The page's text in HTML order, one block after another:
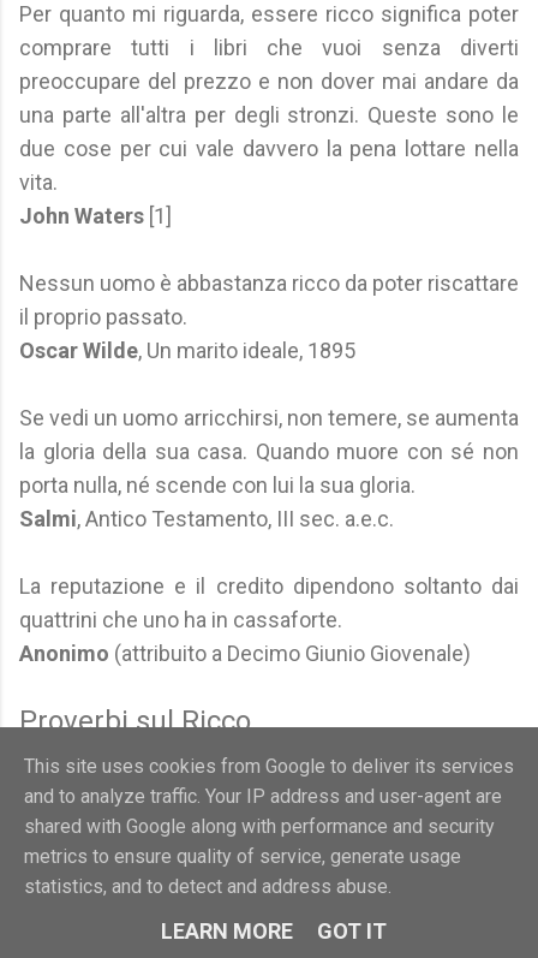
Per quanto mi riguarda, essere ricco significa poter
comprare tutti i libri che vuoi senza diverti
preoccupare del prezzo e non dover mai andare da
una parte all'altra per degli stronzi. Queste sono le
due cose per cui vale davvero la pena lottare nella
vita.
John Waters [1]
Nessun uomo è abbastanza ricco da poter riscattare
il proprio passato.
Oscar Wilde, Un marito ideale, 1895
Se vedi un uomo arricchirsi, non temere, se aumenta
la gloria della sua casa. Quando muore con sé non
porta nulla, né scende con lui la sua gloria.
Salmi, Antico Testamento, III sec. a.e.c.
La reputazione e il credito dipendono soltanto dai
quattrini che uno ha in cassaforte.
Anonimo (attribuito a Decimo Giunio Giovenale)
Proverbi sul Ricco
Chi è ricco ha ciò che vuole.
Chi ha la sanità, è ricco e non lo sa.
Coll'uomo ricco si risale fino all'arca di Noè.
Dei ricchi siamo tutti un po' parenti.
nell'altro se lo vogliono.
This site uses cookies from Google to deliver its services
and to analyze traffic. Your IP address and user-agent are
shared with Google along with performance and security
metrics to ensure quality of service, generate usage
statistics, and to detect and address abuse.
LEARN MORE GOT IT